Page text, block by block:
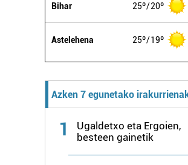
Bihar 25º 20º
Astelehena 25º 19º
Azken 7 egunetako
1
Ugaldetxo eta Ergoien,
besteen gainetik